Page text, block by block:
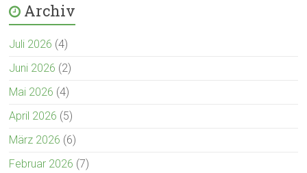
Archiv
Juli 2026 (4)
Juni 2026 (2)
Mai 2026 (4)
April 2026 (5)
März 2026 (6)
Februar 2026 (7)